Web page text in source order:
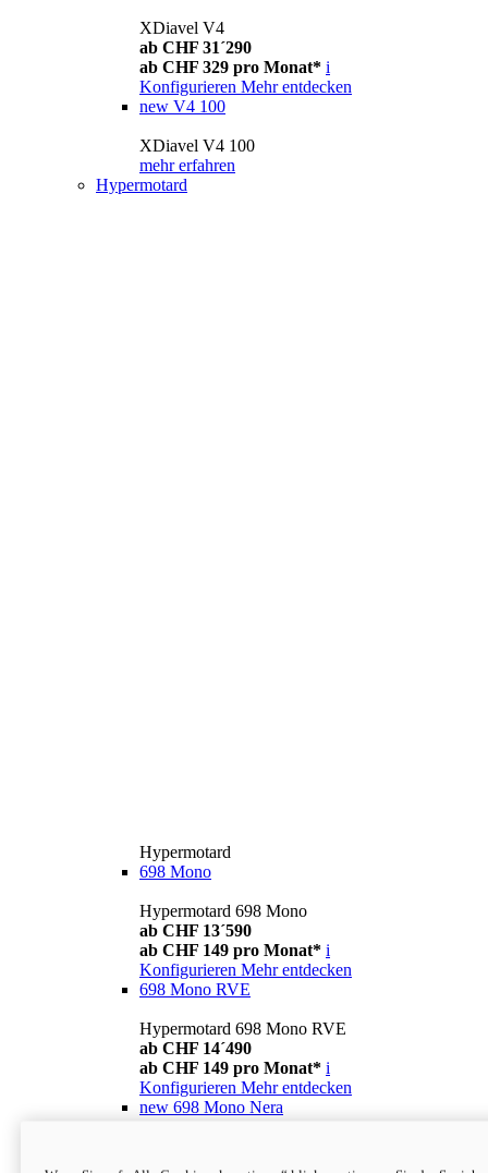
XDiavel V4
ab CHF 31´290
ab CHF 329 pro Monat* i
Konfigurieren Mehr entdecken
new V4 100
XDiavel V4 100
mehr erfahren
Hypermotard
Hypermotard
698 Mono
Hypermotard 698 Mono
ab CHF 13´590
ab CHF 149 pro Monat* i
Konfigurieren Mehr entdecken
698 Mono RVE
Hypermotard 698 Mono RVE
ab CHF 14´490
ab CHF 149 pro Monat* i
Konfigurieren Mehr entdecken
new 698 Mono Nera
ab CHF 13´990